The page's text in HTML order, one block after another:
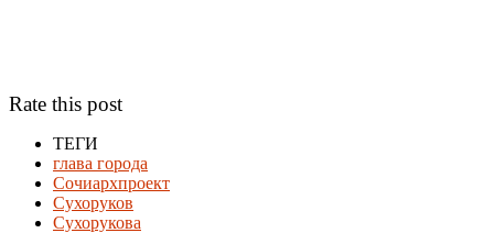
Rate this post
ТЕГИ
глава города
Сочиархпроект
Сухоруков
Сухорукова